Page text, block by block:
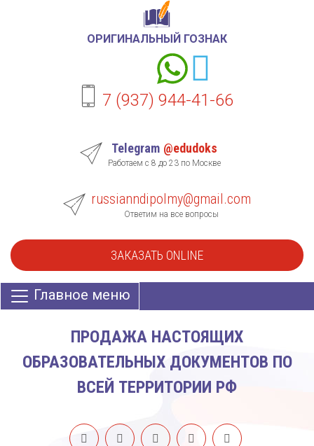
ОРИГИНАЛЬНЫЙ ГОЗНАК
7 (937) 944-41-66
Telegram @edudoks
Работаем с 8 до 23 по Москве
russianndipolmy@gmail.com
Ответим на все вопросы
ЗАКАЗАТЬ ONLINE
Главное меню
ПРОДАЖА НАСТОЯЩИХ
ОБРАЗОВАТЕЛЬНЫХ ДОКУМЕНТОВ ПО
ВСЕЙ ТЕРРИТОРИИ РФ